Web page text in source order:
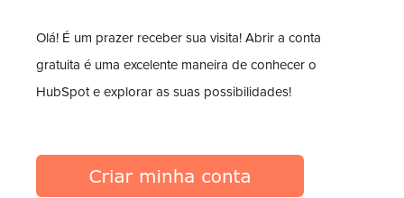
Olá! É um prazer receber sua visita! Abrir a conta
gratuita é uma excelente maneira de conhecer o
HubSpot e explorar as suas possibilidades!